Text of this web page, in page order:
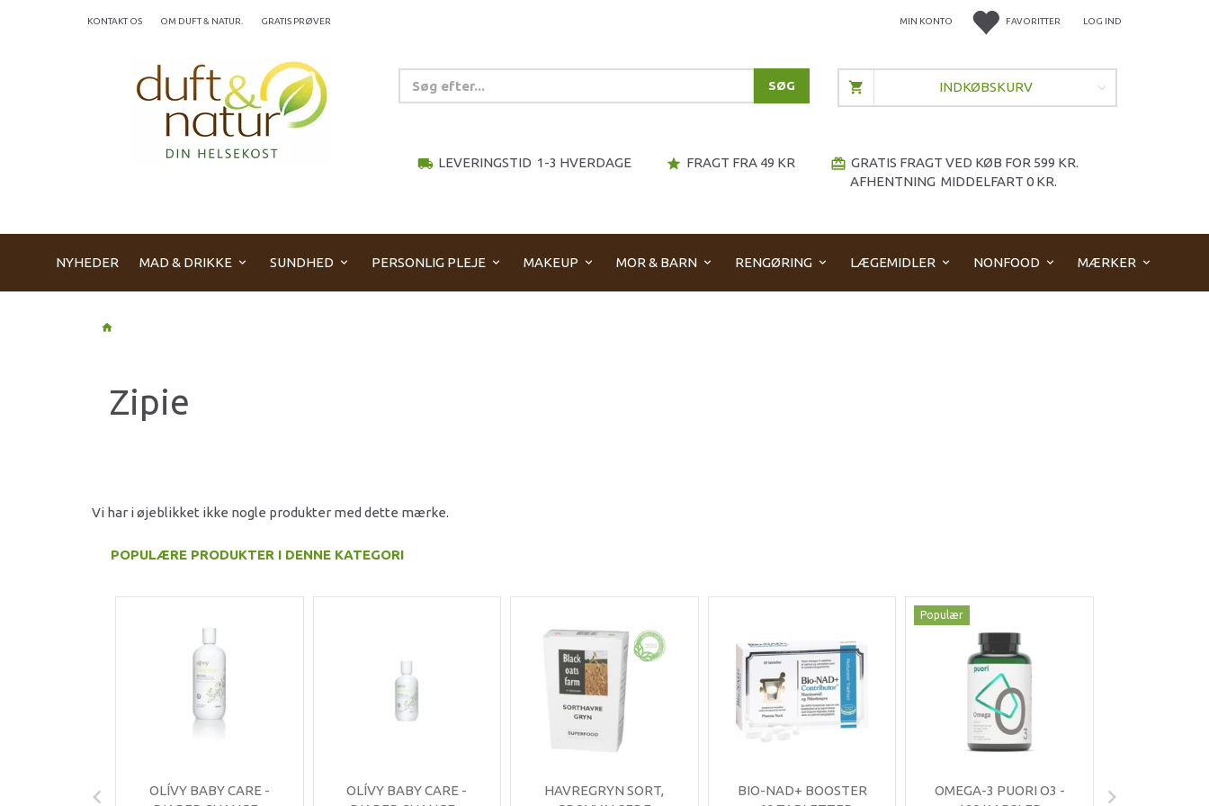
FAVORITTER LOG IND
MIN KONTO
KONTAKT OS OM DUFT & NATUR. GRATIS PRØVER
SØG
local_shipping LEVERINGSTID 1-3 HVERDAGE star FRAGT FRA 49 KR redeem GRATIS FRAGT VED KØB FOR 599 KR.
AFHENTNING MIDDELFART 0 KR.
INDKØBSKURV
NYHEDER MAD & DRIKKE SUNDHED PERSONLIG PLEJE MAKEUP MOR & BARN RENGØRING LÆGEMIDLER NONFOOD MÆRKER
Zipie
Vi har i øjeblikket ikke nogle produkter med dette mærke.
POPULÆRE PRODUKTER I DENNE KATEGORI
OLÍVY BABY CARE -
OLÍVY BABY CARE -
HAVREGRYN SORT,
BIO-NAD+ BOOSTER
Populær
OMEGA-3 PUORI O3 -